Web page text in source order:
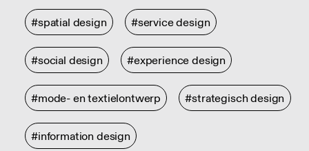
#spatial design #service design
#social design #experience design
#mode- en textielontwerp #strategisch design
#information design